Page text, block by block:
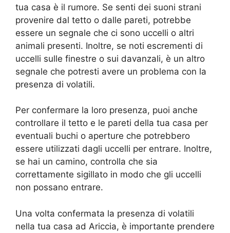
tua casa è il rumore. Se senti dei suoni strani
provenire dal tetto o dalle pareti, potrebbe
essere un segnale che ci sono uccelli o altri
animali presenti. Inoltre, se noti escrementi di
uccelli sulle finestre o sui davanzali, è un altro
segnale che potresti avere un problema con la
presenza di volatili.
Per confermare la loro presenza, puoi anche
controllare il tetto e le pareti della tua casa per
eventuali buchi o aperture che potrebbero
essere utilizzati dagli uccelli per entrare. Inoltre,
se hai un camino, controlla che sia
correttamente sigillato in modo che gli uccelli
non possano entrare.
Una volta confermata la presenza di volatili
nella tua casa ad Ariccia, è importante prendere